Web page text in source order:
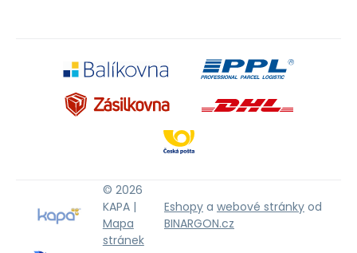
© 2026
KAPA |
Mapa
stránek
Eshopy a webové stránky od
BINARGON.cz